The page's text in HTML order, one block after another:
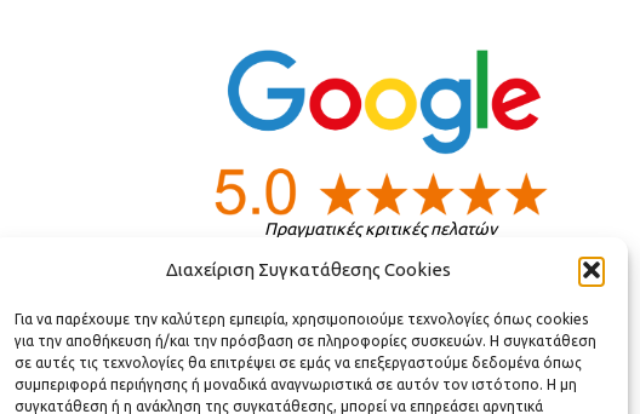
Διαχείριση Συγκατάθεσης Cookies
Για να παρέχουμε την καλύτερη εμπειρία, χρησιμοποιούμε τεχνολογίες όπως cookies
για την αποθήκευση ή/και την πρόσβαση σε πληροφορίες συσκευών. Η συγκατάθεση
σε αυτές τις τεχνολογίες θα επιτρέψει σε εμάς να επεξεργαστούμε δεδομένα όπως
συμπεριφορά περιήγησης ή μοναδικά αναγνωριστικά σε αυτόν τον ιστότοπο. Η μη
συγκατάθεση ή η ανάκληση της συγκατάθεσης, μπορεί να επηρεάσει αρνητικά
Χρήσης
Πραγματικές κριτικές πελατών